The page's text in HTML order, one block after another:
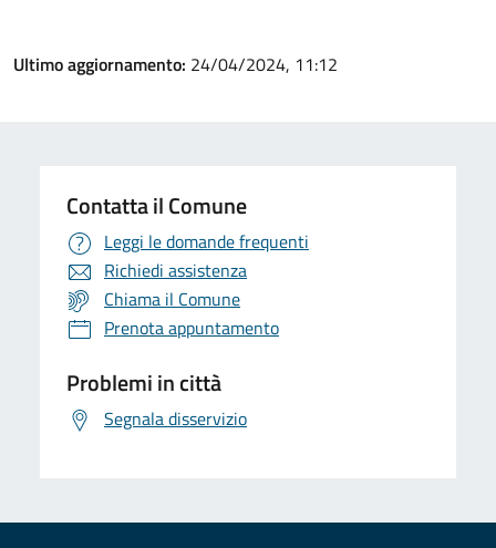
Ultimo aggiornamento: 24/04/2024, 11:12
Contatta il Comune
Leggi le domande frequenti
Richiedi assistenza
Chiama il Comune
Prenota appuntamento
Problemi in città
Segnala disservizio